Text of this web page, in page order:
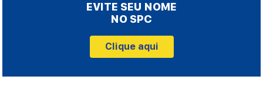
EVITE SEU NOME
NO SPC
Clique aqui